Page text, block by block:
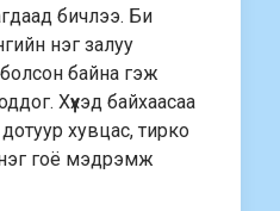
бичлээ. Би
нэг залуу
байна гэж
Хүүхэд байхаасаа
хувцас, тирко
гоё мэдрэмж